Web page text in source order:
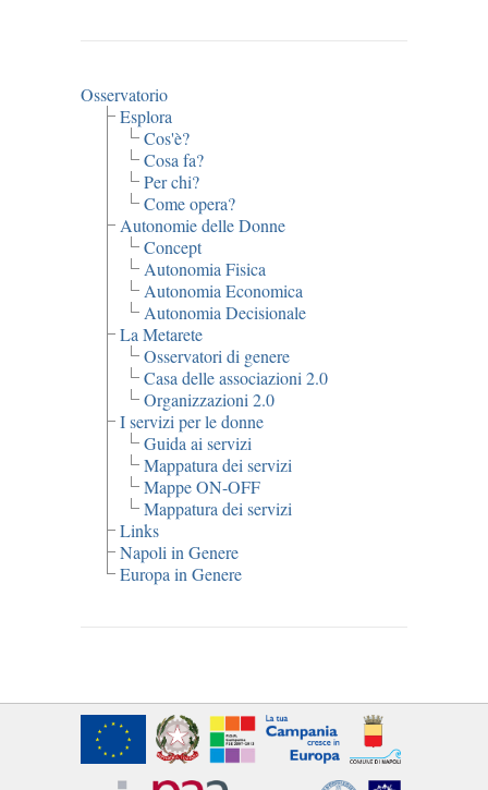
Osservatorio
Esplora
Cos'è?
Cosa fa?
Per chi?
Come opera?
Autonomie delle Donne
Concept
Autonomia Fisica
Autonomia Economica
Autonomia Decisionale
La Metarete
Osservatori di genere
Casa delle associazioni 2.0
Organizzazioni 2.0
I servizi per le donne
Guida ai servizi
Mappatura dei servizi
Mappe ON-OFF
Mappatura dei servizi
Links
Napoli in Genere
Europa in Genere